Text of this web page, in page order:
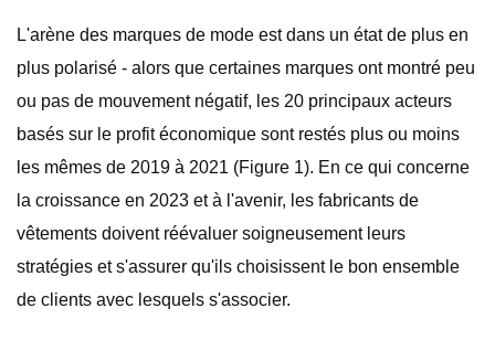
L'arène des marques de mode est dans un état de plus en
plus polarisé - alors que certaines marques ont montré peu
ou pas de mouvement négatif, les 20 principaux acteurs
basés sur le profit économique sont restés plus ou moins
les mêmes de 2019 à 2021 (Figure 1). En ce qui concerne
la croissance en 2023 et à l'avenir, les fabricants de
vêtements doivent réévaluer soigneusement leurs
stratégies et s'assurer qu'ils choisissent le bon ensemble
de clients avec lesquels s'associer.